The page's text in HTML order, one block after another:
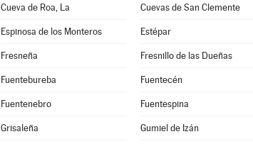
Cueva de Roa, La Cuevas de San Clemente
Espinosa de los Monteros Estépar
Fresneña Fresnillo de las Dueñas
Fuentebureba Fuentecén
Fuentenebro Fuentespina
Grisaleña Gumiel de Izán